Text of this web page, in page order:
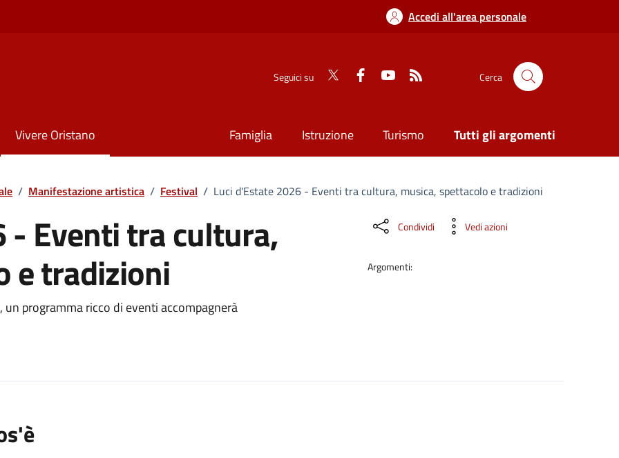
Accedi all'area personale
Seguici su Cerca
Vivere Oristano Famiglia Istruzione Turismo Tutti gli argomenti
/ Manifestazione artistica / Festival / Luci d'Estate 2026 - Eventi tra cultura, musica, spettacolo e tradizioni
- Eventi tra cultura,
e tradizioni
programma ricco di eventi accompagnerà
Condividi Vedi azioni
Argomenti: